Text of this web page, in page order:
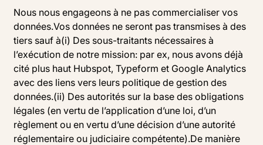
Nous nous engageons à ne pas commercialiser vos
données.Vos données ne seront pas transmises à des
tiers sauf à(i) Des sous-traitants nécessaires à
l’exécution de notre mission: par ex, nous avons déjà
cité plus haut Hubspot, Typeform et Google Analytics
avec des liens vers leurs politique de gestion des
données.(ii) Des autorités sur la base des obligations
légales (en vertu de l’application d’une loi, d’un
règlement ou en vertu d’une décision d’une autorité
réglementaire ou judiciaire compétente).De manière